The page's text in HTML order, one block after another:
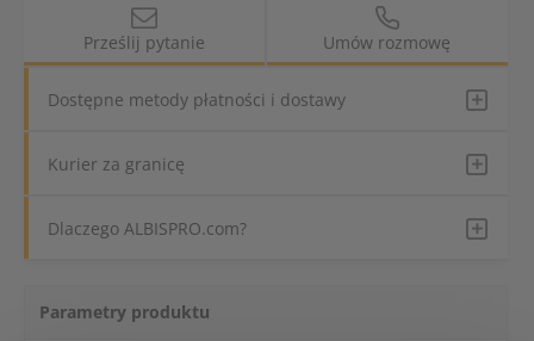
Prześlij pytanie Umów rozmowę
Dostępne metody płatności i dostawy
Kurier za granicę
Dlaczego ALBISPRO.com?
Parametry produktu